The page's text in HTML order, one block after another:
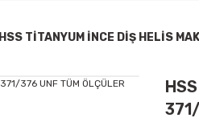
HSS TİTANYUM İNCE DİŞ HELİS